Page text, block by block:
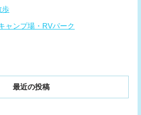
歩
ャンプ場・RVパーク
最近の投稿